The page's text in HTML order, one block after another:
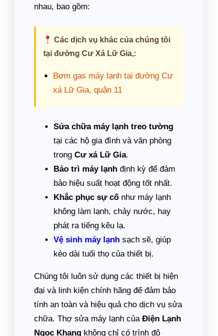
nhau, bao gồm:
Các dịch vụ khác của chúng tôi
tại đường Cư Xá Lữ Gia,:
Bơm gas máy lạnh tại đường Cư
xá Lữ Gia, quận 11
Sửa chữa máy lạnh treo tường
tại các hộ gia đình và văn phòng
trong Cư xá Lữ Gia.
Bảo trì máy lạnh định kỳ để đảm
bảo hiệu suất hoạt động tốt nhất.
Khắc phục sự cố như máy lạnh
không làm lạnh, chảy nước, hay
phát ra tiếng kêu lạ.
Vệ sinh máy lạnh sạch sẽ, giúp
kéo dài tuổi thọ của thiết bị.
Chúng tôi luôn sử dụng các thiết bị hiện
đại và linh kiện chính hãng để đảm bảo
tính an toàn và hiệu quả cho dịch vụ sửa
chữa. Thợ sửa máy lạnh của Điện Lạnh
Ngọc Khang không chỉ có trình độ